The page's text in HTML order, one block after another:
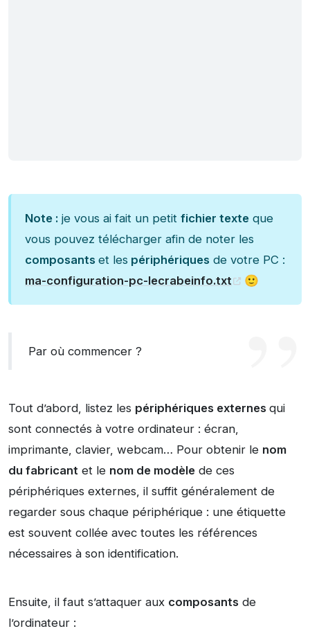
Note : je vous ai fait un petit fichier texte que
vous pouvez télécharger afin de noter les
composants et les périphériques de votre PC :
ma-configuration-pc-lecrabeinfo.txt
🙂
Par où commencer ?
Tout d’abord, listez les périphériques externes qui
sont connectés à votre ordinateur : écran,
imprimante, clavier, webcam… Pour obtenir le nom
du fabricant et le nom de modèle de ces
périphériques externes, il suffit généralement de
regarder sous chaque périphérique : une étiquette
est souvent collée avec toutes les références
nécessaires à son identification.
Ensuite, il faut s’attaquer aux composants de
l’ordinateur :